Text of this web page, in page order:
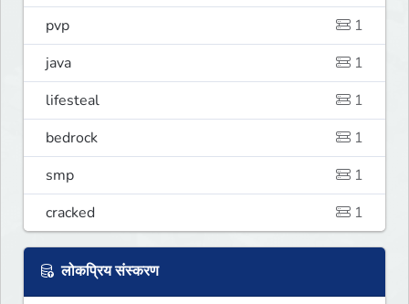
pvp
1
java
1
lifesteal
1
bedrock
1
smp
1
cracked
1
लोकप्रिय संस्करण